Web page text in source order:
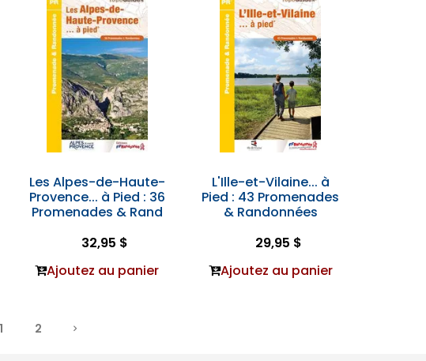
Les Alpes-de-Haute-
Provence... à Pied : 36
Promenades & Rand
32,95 $
Ajoutez au panier
L'Ille-et-Vilaine... à
Pied : 43 Promenades
& Randonnées
29,95 $
Ajoutez au panier
1 2